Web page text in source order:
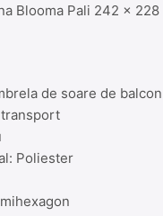
Blooma Pali 242 x 228
de soare de balcon
transport
Poliester